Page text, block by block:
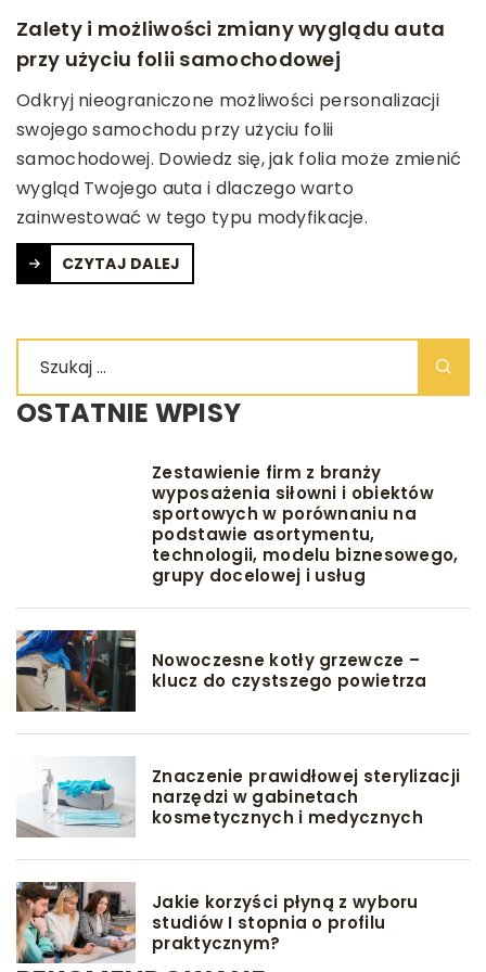
Zalety i możliwości zmiany wyglądu auta
przy użyciu folii samochodowej
Odkryj nieograniczone możliwości personalizacji
swojego samochodu przy użyciu folii
samochodowej. Dowiedz się, jak folia może zmienić
wygląd Twojego auta i dlaczego warto
zainwestować w tego typu modyfikacje.
CZYTAJ DALEJ
OSTATNIE WPISY
Zestawienie firm z branży
wyposażenia siłowni i obiektów
sportowych w porównaniu na
podstawie asortymentu,
technologii, modelu biznesowego,
grupy docelowej i usług
Nowoczesne kotły grzewcze –
klucz do czystszego powietrza
Znaczenie prawidłowej sterylizacji
narzędzi w gabinetach
kosmetycznych i medycznych
Jakie korzyści płyną z wyboru
studiów I stopnia o profilu
praktycznym?